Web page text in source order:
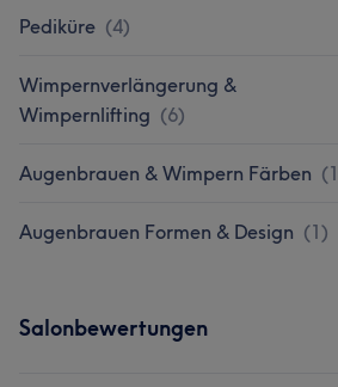
Pediküre (4)
Wimpernverlängerung &
Wimpernlifting (6)
Augenbrauen & Wimpern Färben (1
Augenbrauen Formen & Design (1)
Salonbewertungen